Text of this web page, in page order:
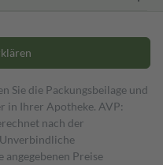
Sie die Packungsbeilage und
in Ihrer Apotheke. AVP:
nach der
Preise